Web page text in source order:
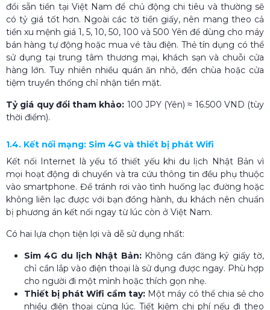
đổi sẵn tiền tại Việt Nam để chủ động chi tiêu và thường sẽ
có tỷ giá tốt hơn. Ngoài các tờ tiền giấy, nên mang theo cả
tiền xu mệnh giá 1, 5, 10, 50, 100 và 500 Yên để dùng cho máy
bán hàng tự động hoặc mua vé tàu điện. Thẻ tín dụng có thể
sử dụng tại trung tâm thương mại, khách sạn và chuỗi cửa
hàng lớn. Tuy nhiên nhiều quán ăn nhỏ, đền chùa hoặc cửa
tiệm truyền thống chỉ nhận tiền mặt.
Tỷ giá quy đổi tham khảo: 100 JPY (Yên) ≈ 16.500 VND (tùy
thời điểm).
1.4. Kết nối mạng: Sim 4G và thiết bị phát Wifi
Kết nối Internet là yếu tố thiết yếu khi du lịch Nhật Bản vì
mọi hoạt động di chuyển và tra cứu thông tin đều phụ thuộc
vào smartphone. Để tránh rơi vào tình huống lạc đường hoặc
không liên lạc được với bạn đồng hành, du khách nên chuẩn
bị phương án kết nối ngay từ lúc còn ở Việt Nam.
Có hai lựa chọn tiện lợi và dễ sử dụng nhất:
Sim 4G du lịch Nhật Bản: Không cần đăng ký giấy tờ,
chỉ cần lắp vào điện thoại là sử dụng được ngay. Phù hợp
cho người đi một mình hoặc thích gọn nhẹ.
Thiết bị phát Wifi cầm tay: Một máy có thể chia sẻ cho
nhiều điện thoại cùng lúc. Tiết kiệm chi phí nếu đi theo